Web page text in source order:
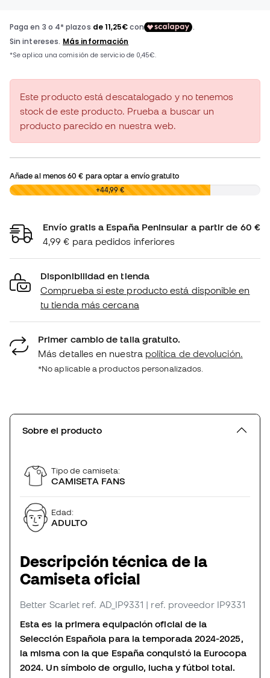
Este producto está descatalogado y no tenemos
stock de este producto. Prueba a buscar un
producto parecido en nuestra web.
Añade al menos60 € para optar a envío gratuito
0,00 € +44,99 €
Envío gratis a España Peninsular a partir de 60 €
4,99 € para pedidos inferiores
Disponibilidad en tienda
Comprueba si este producto está disponible en
tu tienda más cercana
Primer cambio de talla gratuito.
Más detalles en nuestra política de devolución.
*No aplicable a productos personalizados.
Sobre el producto
Tipo de camiseta:
CAMISETA FANS
Edad:
ADULTO
Descripción técnica de la
Camiseta oficial
Better Scarlet ref. AD_IP9331 | ref. proveedor IP9331
Esta es la primera equipación oficial de la
Selección Española para la temporada 2024-2025,
la misma con la que España conquistó la Eurocopa
2024. Un símbolo de orgullo, lucha y fútbol total.